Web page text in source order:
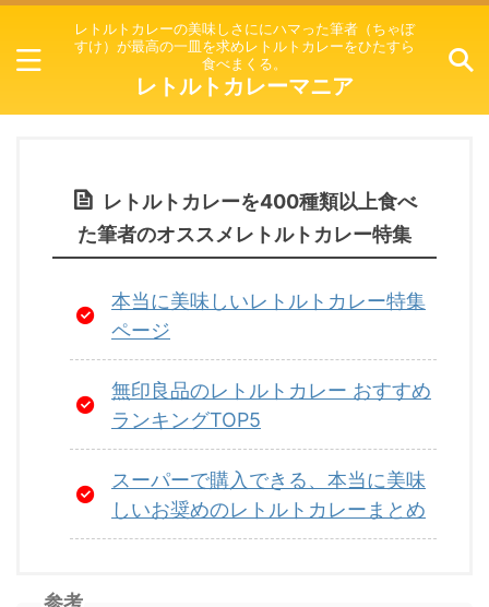
レトルトカレーの美味しさににハマった筆者（ちゃぼ
すけ）が最高の一皿を求めレトルトカレーをひたすら
食べまくる。
レトルトカレーマニア
レトルトカレーを400種類以上食べ
た筆者のオススメレトルトカレー特集
本当に美味しいレトルトカレー特集
ページ
無印良品のレトルトカレー おすすめ
ランキングTOP5
スーパーで購入できる、本当に美味
しいお奨めのレトルトカレーまとめ
参考